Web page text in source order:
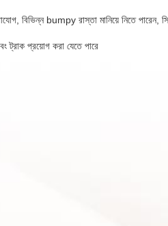
বিভিন্ন bumpy রাস্তা মানিয়ে নিতে পারেন,
ট্রাক প্রয়োগ করা যেতে পারে